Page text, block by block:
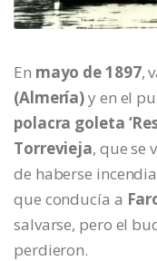
En mayo de 1897,
(Almería)y en el
polacra goleta
Torrevieja, que se
de haberse
que conducía a
salvarse, pero el
perdieron.